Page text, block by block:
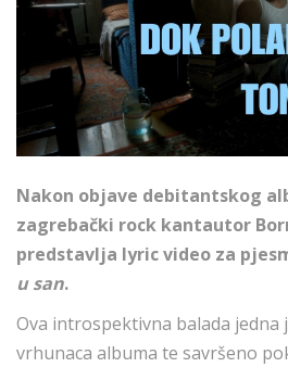
Nakon objave debitantskog
zagrebački rock kantautor
predstavlja lyric video za
u san.
Ova introspektivna balada jedna
vrhunaca albuma te savršeno